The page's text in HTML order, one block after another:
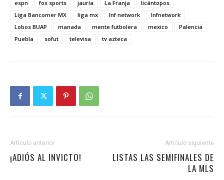
espn fox sports jauría La Franja
licántopos
Liga Bancomer MX
liga mx lnf network
lnfnetwork
Lobos BUAP
manada mente futbolera mexico
Palencia
Puebla
sofut televisa tv azteca
Artículo anterior
¡ADIÓS AL INVICTO!
Artículo siguiente
LISTAS LAS SEMIFINALES DE
LA MLS